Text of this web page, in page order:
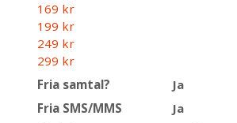
169 kr
199 kr
249 kr
299 kr
Fria samtal?
Ja
Fria SMS/MMS
Ja